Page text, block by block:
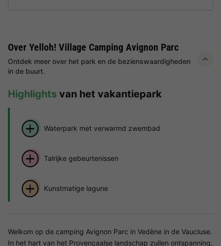
Over Yelloh! Village Camping Avignon Parc
Ontdek meer over het park en de bezienswaardigheden
in de buurt.
Highlights van het vakantiepark
Waterpark met verwarmd zwembad
Talrijke gebeurtenissen
Kunstmatige lagune
Welkom op de camping Avignon Parc in Vedène in de Vaucluse.
In het hart van het Provençaalse landschap zullen ontspanning,